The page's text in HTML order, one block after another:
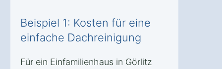
Beispiel 1: Kosten für eine
einfache Dachreinigung
Für ein Einfamilienhaus in Görlitz